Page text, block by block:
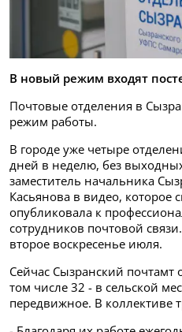
В новый режим входят
Почтовые отделения в
режим работы.
В городе уже четыре
дней в неделю, без
заместитель начальника
Касьянова в видео, которое
опубликовала к
сотрудников почтовой
второе воскресенье июля.
Сейчас Сызранский почтамт
том числе 32 - в сельской
передвижное. В коллективе